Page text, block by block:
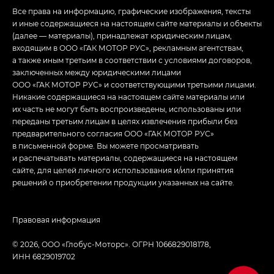
Все права на информацию, графические изображения, тексты
и иные содержащиеся на настоящем сайте материалы и объекты
(далее — материалы), принадлежат юридическим лицам,
входящим в ООО «ГАК МОТОР РУС», рекламным агентствам,
а также иным третьим в соответствии с условиями договоров,
заключенных между юридическими лицами
ООО «ГАК МОТОР РУС» и соответствующими третьими лицами.
Никакие содержащиеся на настоящем сайте материалы или
их часть не могут быть воспроизведены, использованы или
переданы третьим лицам в целях извлечения прибыли без
предварительного согласия ООО «ГАК МОТОР РУС»
в письменной форме. Вы можете просматривать
и распечатывать материалы, содержащиеся на настоящем
сайте, для целей личного использования и/или принятия
решений о приобретении продукции указанных на сайте.
© 2026, ООО «Глобус-Моторс». ОГРН 1066829018178,
ИНН 6829019702
Правовая информация